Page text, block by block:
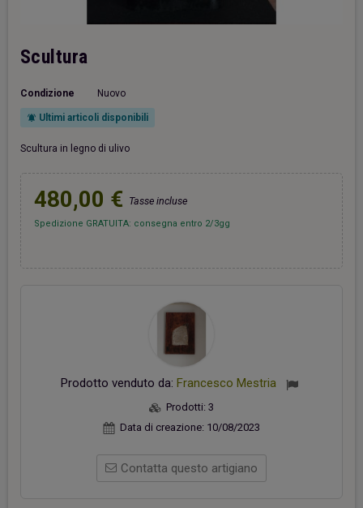
Scultura
Condizione Nuovo
notifications_active Ultimi articoli disponibili
Scultura in legno di ulivo
480,00 € Tasse incluse
Spedizione GRATUITA: consegna entro 2/3gg
Prodotto venduto da: Francesco Mestria
Prodotti: 3
Data di creazione: 10/08/2023
Contatta questo artigiano